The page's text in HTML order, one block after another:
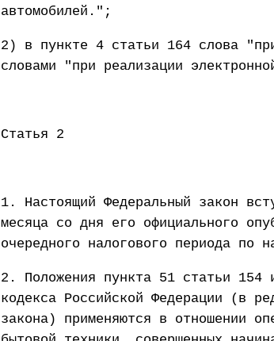
автомобилей.";
2) в пункте 4 статьи 164 слова
словами "при реализации
Статья 2
1. Настоящий Федеральный закон
месяца со дня его официального
очередного налогового периода по
2. Положения пункта 51 статьи 154
кодекса Российской Федерации (в
закона) применяются в отношении